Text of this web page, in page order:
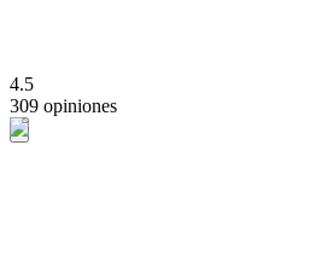
4.5
309 opiniones